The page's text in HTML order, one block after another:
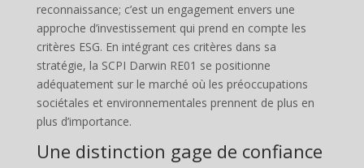
reconnaissance; c’est un engagement envers une
approche d’investissement qui prend en compte les
critères ESG. En intégrant ces critères dans sa
stratégie, la SCPI Darwin RE01 se positionne
adéquatement sur le marché où les préoccupations
sociétales et environnementales prennent de plus en
plus d’importance.
Une distinction gage de confiance